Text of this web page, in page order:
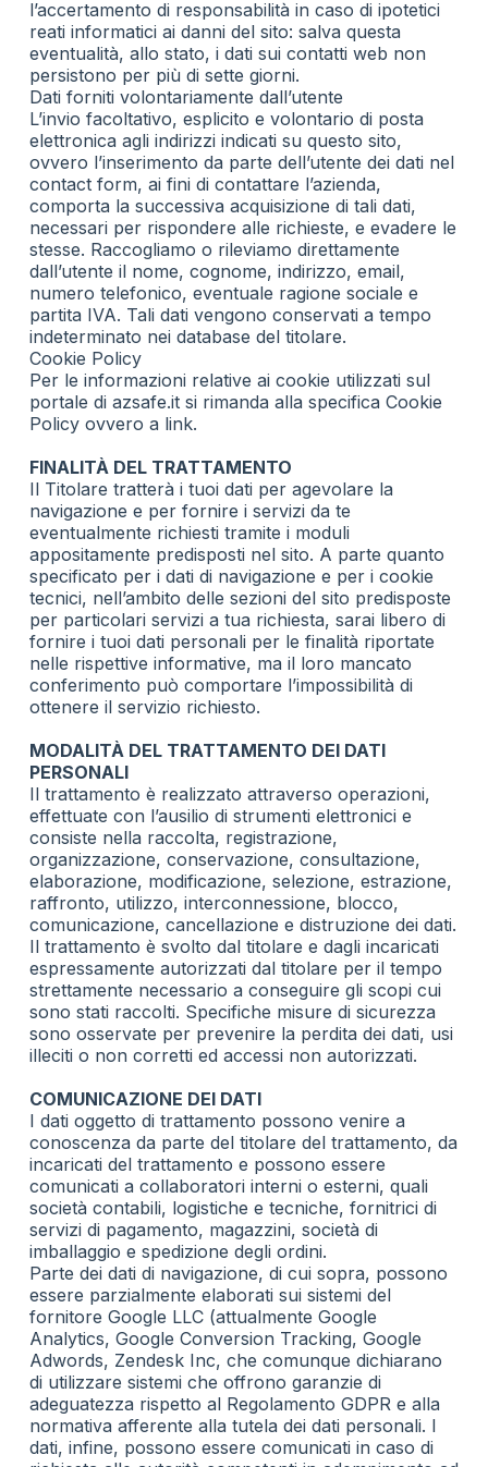
l’accertamento di responsabilità in caso di ipotetici
reati informatici ai danni del sito: salva questa
eventualità, allo stato, i dati sui contatti web non
persistono per più di sette giorni.
Dati forniti volontariamente dall’utente
L’invio facoltativo, esplicito e volontario di posta
elettronica agli indirizzi indicati su questo sito,
ovvero l’inserimento da parte dell’utente dei dati nel
contact form, ai fini di contattare l’azienda,
comporta la successiva acquisizione di tali dati,
necessari per rispondere alle richieste, e evadere le
stesse. Raccogliamo o rileviamo direttamente
dall’utente il nome, cognome, indirizzo, email,
numero telefonico, eventuale ragione sociale e
partita IVA. Tali dati vengono conservati a tempo
indeterminato nei database del titolare.
Cookie Policy
Per le informazioni relative ai cookie utilizzati sul
portale di azsafe.it si rimanda alla specifica Cookie
Policy ovvero a link.
FINALITÀ DEL TRATTAMENTO
Il Titolare tratterà i tuoi dati per agevolare la
navigazione e per fornire i servizi da te
eventualmente richiesti tramite i moduli
appositamente predisposti nel sito. A parte quanto
specificato per i dati di navigazione e per i cookie
tecnici, nell’ambito delle sezioni del sito predisposte
per particolari servizi a tua richiesta, sarai libero di
fornire i tuoi dati personali per le finalità riportate
nelle rispettive informative, ma il loro mancato
conferimento può comportare l’impossibilità di
ottenere il servizio richiesto.
MODALITÀ DEL TRATTAMENTO DEI DATI
PERSONALI
Il trattamento è realizzato attraverso operazioni,
effettuate con l’ausilio di strumenti elettronici e
consiste nella raccolta, registrazione,
organizzazione, conservazione, consultazione,
elaborazione, modificazione, selezione, estrazione,
raffronto, utilizzo, interconnessione, blocco,
comunicazione, cancellazione e distruzione dei dati.
Il trattamento è svolto dal titolare e dagli incaricati
espressamente autorizzati dal titolare per il tempo
strettamente necessario a conseguire gli scopi cui
sono stati raccolti. Specifiche misure di sicurezza
sono osservate per prevenire la perdita dei dati, usi
illeciti o non corretti ed accessi non autorizzati.
COMUNICAZIONE DEI DATI
I dati oggetto di trattamento possono venire a
conoscenza da parte del titolare del trattamento, da
incaricati del trattamento e possono essere
comunicati a collaboratori interni o esterni, quali
società contabili, logistiche e tecniche, fornitrici di
servizi di pagamento, magazzini, società di
imballaggio e spedizione degli ordini.
Parte dei dati di navigazione, di cui sopra, possono
essere parzialmente elaborati sui sistemi del
fornitore Google LLC (attualmente Google
Analytics, Google Conversion Tracking, Google
Adwords, Zendesk Inc, che comunque dichiarano
di utilizzare sistemi che offrono garanzie di
adeguatezza rispetto al Regolamento GDPR e alla
normativa afferente alla tutela dei dati personali. I
dati, infine, possono essere comunicati in caso di